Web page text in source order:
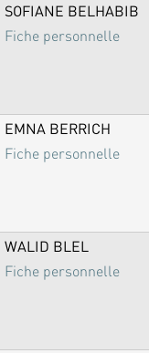
SOFIANE BELHABIB
Fiche personnelle
EMNA BERRICH
Fiche personnelle
WALID BLEL
Fiche personnelle